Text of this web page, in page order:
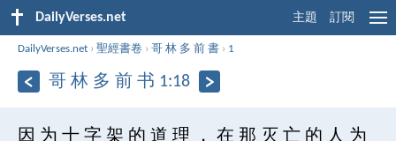
DailyVerses.net 主題 訂閱
DailyVerses.net ›聖經書卷 ›哥 林 多 前 書 › 1
哥 林 多 前 书 1:18
因 为 十 字 架 的 道 理 ， 在 那 灭 亡 的 人 为